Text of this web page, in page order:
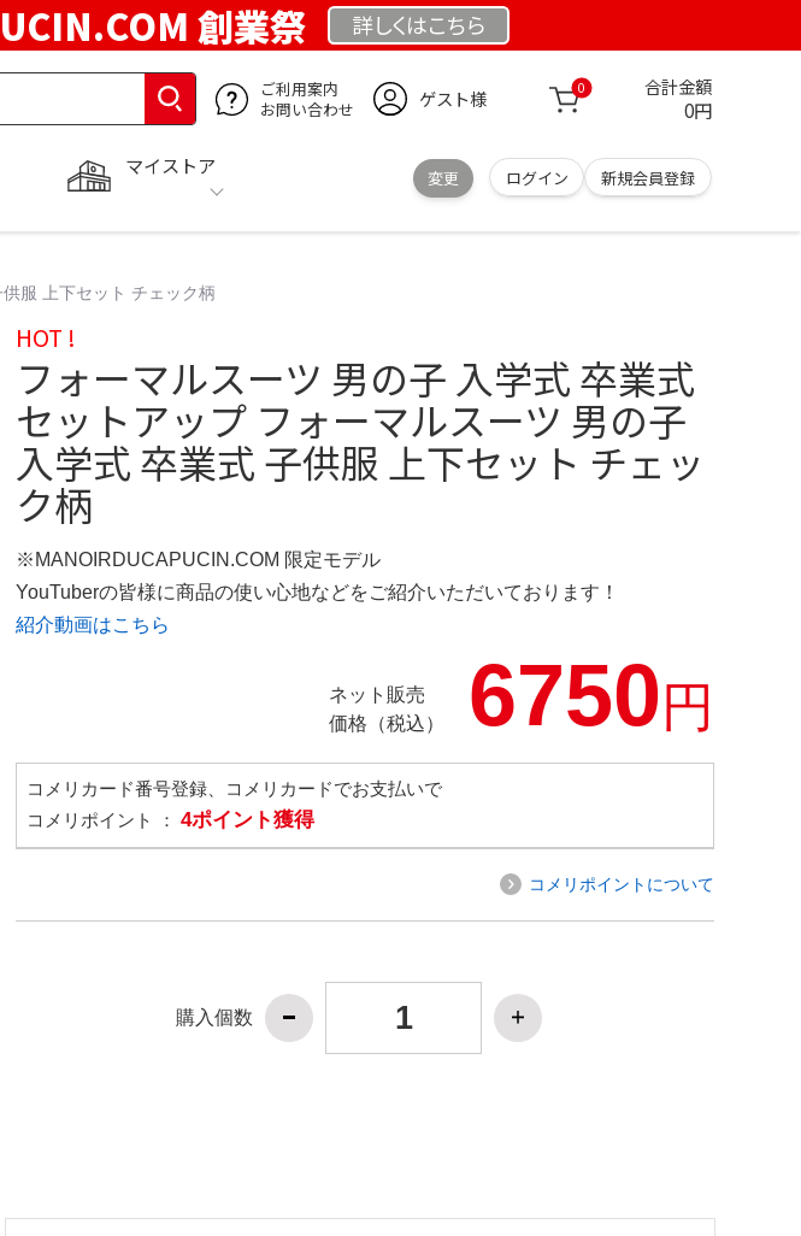
創業祭 詳しくはこちら
ご利用案内
お問い合わせ
ゲスト様 0 合計金額
0円
マイストア
変更 ログイン 新規会員登録
服 上下セット チェック柄
HOT !
フォーマルスーツ 男の子 入学式 卒業式
セットアップ フォーマルスーツ 男の子
入学式 卒業式 子供服 上下セット チェッ
ク柄
※MANOIRDUCAPUCIN.COM 限定モデル
YouTuberの皆様に商品の使い心地などをご紹介いただいております！
紹介動画はこちら
ネット販売
価格（税込）
6750円
コメリカード番号登録、コメリカードでお支払いで
コメリポイント ： 4ポイント獲得
コメリポイントについて
購入個数